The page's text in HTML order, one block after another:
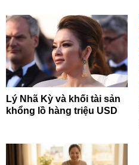
Lý Nhã Kỳ và khối tài sản
khổng lồ hàng triệu USD